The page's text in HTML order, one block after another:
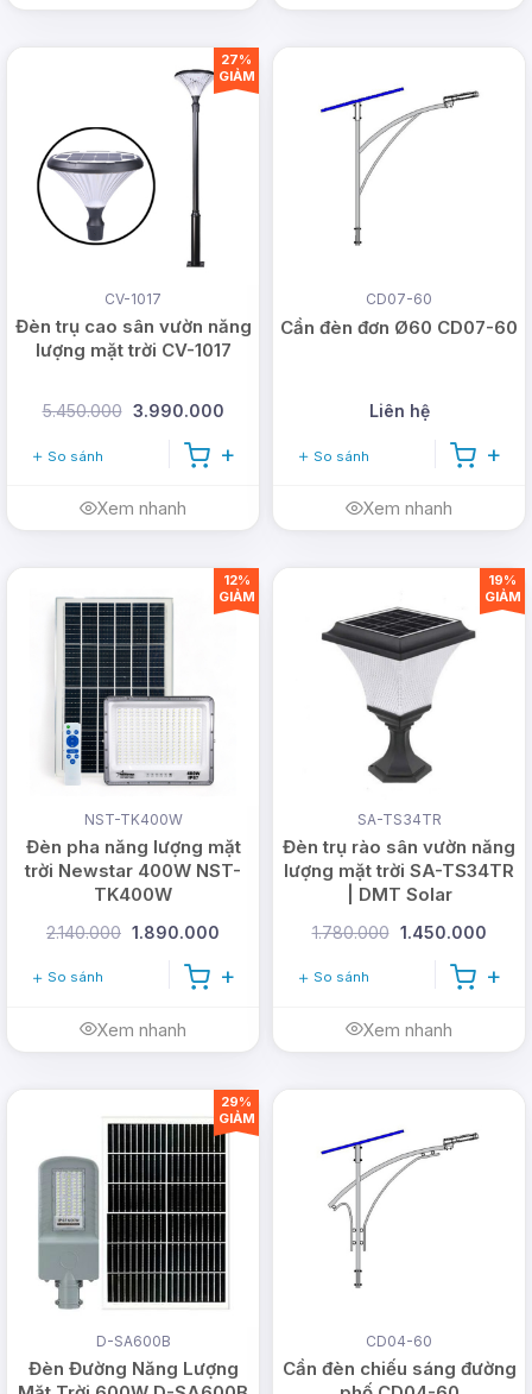
CV-1017
Đèn trụ cao sân vườn năng
lượng mặt trời CV-1017
5.450.000 3.990.000
So sánh
Xem nhanh
27%
GIẢM
CD07-60
Cần đèn đơn Ø60 CD07-60
Liên hệ
So sánh
Xem nhanh
NST-TK400W
Đèn pha năng lượng mặt
trời Newstar 400W NST-
TK400W
2.140.000 1.890.000
So sánh
Xem nhanh
12%
GIẢM
SA-TS34TR
Đèn trụ rào sân vườn năng
lượng mặt trời SA-TS34TR
| DMT Solar
1.780.000 1.450.000
So sánh
Xem nhanh
19%
GIẢM
D-SA600B
Đèn Đường Năng Lượng
29%
GIẢM
CD04-60
Cần đèn chiếu sáng đường